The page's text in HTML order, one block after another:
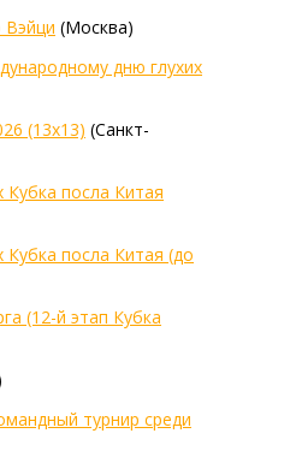
Вэйци (Москва)
дню глухих
(13х13) (Санкт-
Кубка посла Китая
Кубка посла Китая (до
(12-й этап Кубка
турнир среди